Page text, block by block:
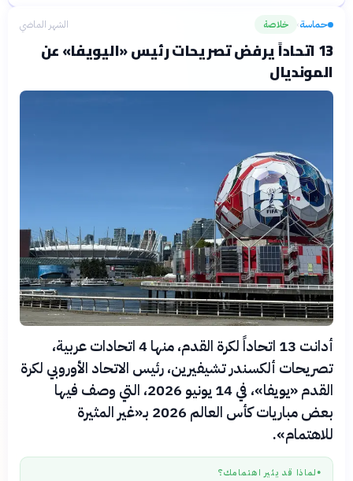
حماسة› خلاصة الشهر الماضي
13 اتحاداً يرفض تصريحات رئيس «اليويفا» عن
المونديال
أدانت 13 اتحاداً لكرة القدم، منها 4 اتحادات عربية،
تصريحات ألكسندر تشيفيرين، رئيس الاتحاد الأوروبي لكرة
القدم «يويفا»، في 14 يونيو 2026، التي وصف فيها
بعض مباريات كأس العالم 2026 بـ«غير المثيرة
للاهتمام».
● لماذا قد يثير اهتمامك؟